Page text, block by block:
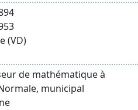
(VD)
de mathématique à
municipal